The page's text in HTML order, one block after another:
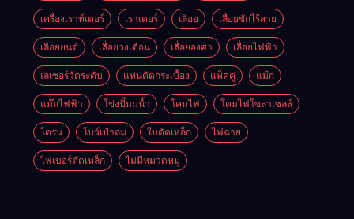
เครื่องเราท์เตอร์ เราเตอร์ เลิ่อย เลื่อยชักไร้สาย
เลื่อยยนต์ เลื่อยวงเดือน เลื่อยองศา เลื่อยไฟฟ้า
เลเซอร์วัดระดับ แท่นตัดกระเบื้อง แพ็คคู่ แม๊ก
แม๊กไฟฟ้า โข่งปั๊มมน้ำ โคมไฟ โคมไฟโซล่าเซลล์
โดรน โบว์เป่าลม ใบตัดเหล็ก ไฟฉาย
ไฟเบอร์ตัดเหล็ก ไม่มีหมวดหมู่